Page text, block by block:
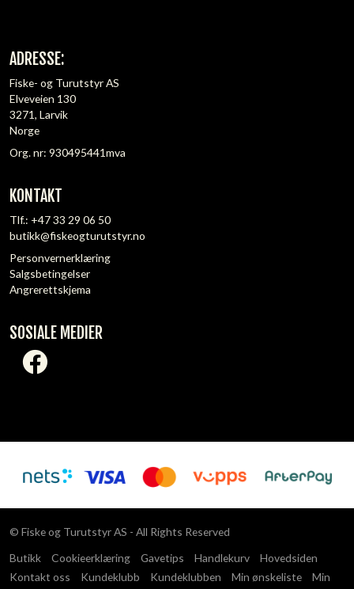
ADRESSE:
Fiske- og Turutstyr AS
Elveveien 130
3271, Larvik
Norge
Org. nr: 930495441mva
KONTAKT
Tlf.: +47 33 29 06 50
butikk@fiskeogturutstyr.no
Personvernerklæring
Salgsbetingelser
Angrerettskjema
SOSIALE MEDIER
© Fiske og Turutstyr AS - All Rights Reserved
Butikk
Cookieerklæring Gavetips Handlekurv
Hovedsiden
Kontakt oss
Kundeklubb Kundeklubben Min ønskeliste
Min